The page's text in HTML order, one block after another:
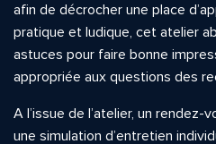
afin de décrocher une place
pratique et ludique, cet atelier
astuces pour faire bonne
appropriée aux questions des
A l’issue de l’atelier, un
une simulation d’entretien